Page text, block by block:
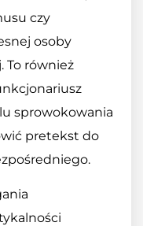
czy
osoby
To również
sprowokowania
pretekst do